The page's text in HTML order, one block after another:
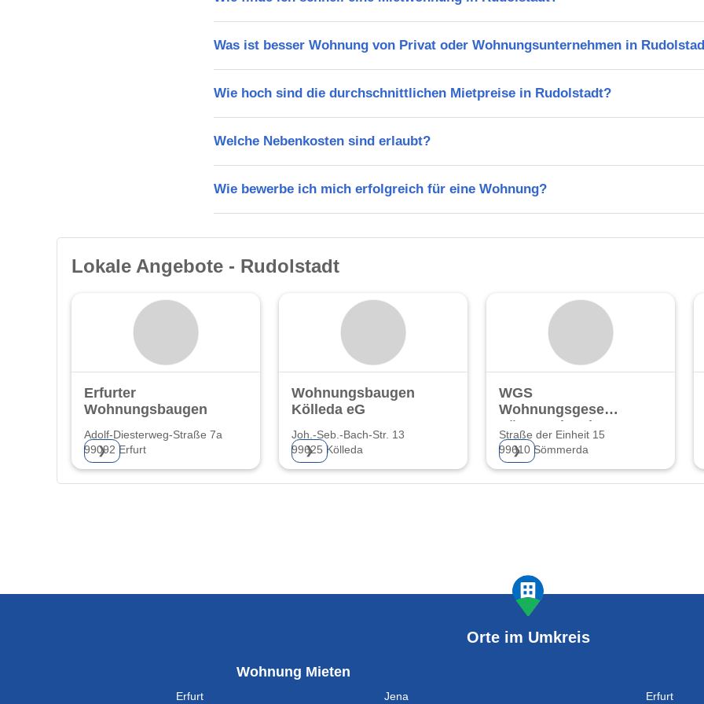
Was ist besser Wohnung von Privat oder Wohnungsunternehmen in
Wie hoch sind die durchschnittlichen Mietpreise in Rudolstadt?
Welche Nebenkosten sind erlaubt?
Wie bewerbe ich mich erfolgreich für eine Wohnung?
Lokale Angebote - Rudolstadt
Erfurter
Wohnungsbaugenossenschaft
Adolf-Diesterweg-Straße 7a
99092 Erfurt
❯
Wohnungsbaugenossenschaft
Kölleda eG
Joh.-Seb.-Bach-Str. 13
99625 Kölleda
❯
WGS
Wohnungsgesellschaft
Sömmerda mbH
Straße der Einheit 15
99610 Sömmerda
❯
Orte im Umkreis
Wohnung Mieten
Erfurt Jena Erfurt